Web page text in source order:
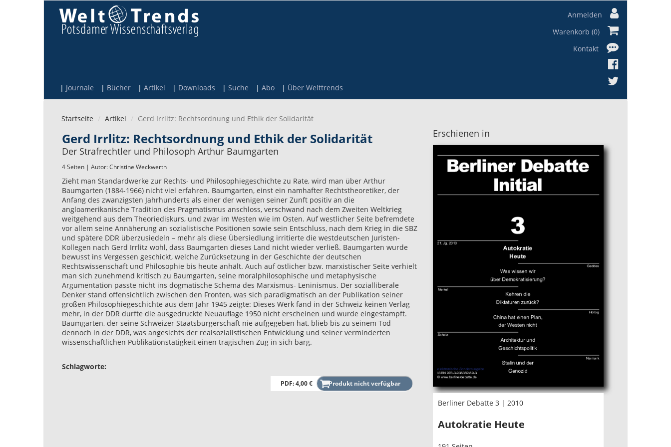
Journale Bücher Artikel Downloads Suche Abo Über Welttrends
Anmelden
Warenkorb (0)
Kontakt
Startseite Artikel Gerd Irrlitz: Rechtsordnung und Ethik der Solidarität
Gerd Irrlitz: Rechtsordnung und Ethik der Solidarität
Der Strafrechtler und Philosoph Arthur Baumgarten
4 Seiten | Autor:Christine Weckwerth
Zieht man Standardwerke zur Rechts- und Philosophiegeschichte zu Rate, wird man über Arthur
Baumgarten (1884-1966) nicht viel erfahren. Baumgarten, einst ein namhafter Rechtstheoretiker, der
Anfang des zwanzigsten Jahrhunderts als einer der wenigen seiner Zunft positiv an die
angloamerikanische Tradition des Pragmatismus anschloss, verschwand nach dem Zweiten Weltkrieg
weitgehend aus dem Theoriediskurs, und zwar im Westen wie im Osten. Auf westlicher Seite befremdete
vor allem seine Annäherung an sozialistische Positionen sowie sein Entschluss, nach dem Krieg in die SBZ
und spätere DDR überzusiedeln – mehr als diese Übersiedlung irritierte die westdeutschen Juristen-
Kollegen nach Gerd Irrlitz wohl, dass Baumgarten dieses Land nicht wieder verließ. Baumgarten wurde
bewusst ins Vergessen geschickt, welche Zurücksetzung in der Geschichte der deutschen
Rechtswissenschaft und Philosophie bis heute anhält. Auch auf östlicher bzw. marxistischer Seite verhielt
man sich zunehmend kritisch zu Baumgarten, seine moralphilosophische und metaphysische
Argumentation passte nicht ins dogmatische Schema des Marxismus- Leninismus. Der sozialliberale
Denker stand offensichtlich zwischen den Fronten, was sich paradigmatisch an der Publikation seiner
großen Philosophiegeschichte aus dem Jahr 1945 zeigte: Dieses Werk fand in der Schweiz keinen Verlag
mehr, in der DDR durfte die ausgedruckte Neuauflage 1950 nicht erscheinen und wurde eingestampft.
Baumgarten, der seine Schweizer Staatsbürgerschaft nie aufgegeben hat, blieb bis zu seinem Tod
dennoch in der DDR, was angesichts der realsozialistischen Entwicklung und seiner verminderten
wissenschaftlichen Publikationstätigkeit einen tragischen Zug in sich barg.
Schlagworte:
PDF: 4,00 €
Erschienen in
Berliner Debatte 3 | 2010
Autokratie Heute